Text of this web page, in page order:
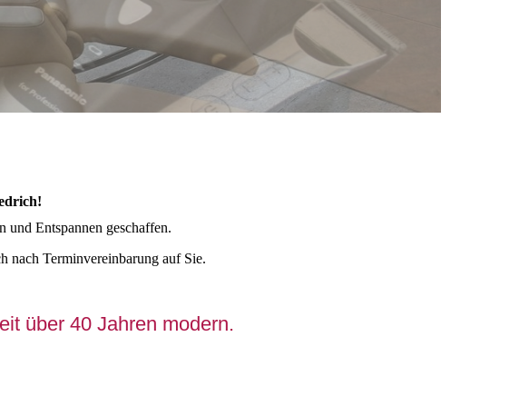
Entspannen geschaffen.
nach Terminvereinbarung auf Sie.
über 40 Jahren modern.